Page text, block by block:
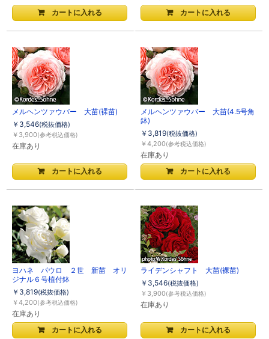
メルヘンツァウバー 大苗(裸苗)
￥3,546(税抜価格)
￥3,900(参考税込価格)
在庫あり
メルヘンツァウバー 大苗(4.5号角
鉢)
￥3,819(税抜価格)
￥4,200(参考税込価格)
在庫あり
ヨハネ パウロ ２世 新苗 オリ
ジナル６号植付鉢
￥3,819(税抜価格)
￥4,200(参考税込価格)
在庫あり
ライデンシャフト 大苗(裸苗)
￥3,546(税抜価格)
￥3,900(参考税込価格)
在庫あり